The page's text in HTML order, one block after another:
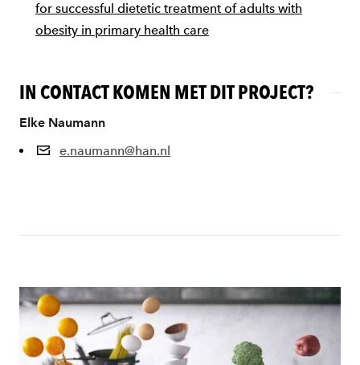
for successful dietetic treatment of adults with
obesity in primary health care
IN CONTACT KOMEN MET DIT PROJECT?
Elke Naumann
e.naumann@han.nl